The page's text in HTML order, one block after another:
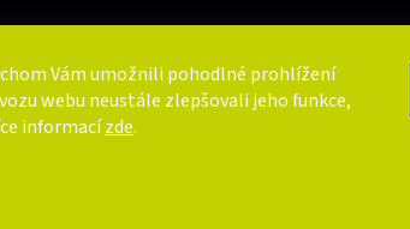
Vám umožnili pohodlné prohlížení
webu neustále zlepšovali jeho funkce,
informacízde.